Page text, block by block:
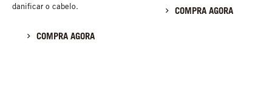
danificar o cabelo.
COMPRA AGORA
COMPRA AGORA